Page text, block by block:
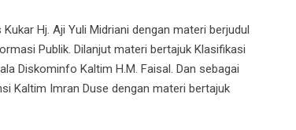
Hj. Aji Yuli Midriani dengan materi berjudul
Publik. Dilanjut materi bertajuk Klasifikasi
Diskominfo Kaltim H.M. Faisal. Dan sebagai
Kaltim Imran Duse dengan materi bertajuk